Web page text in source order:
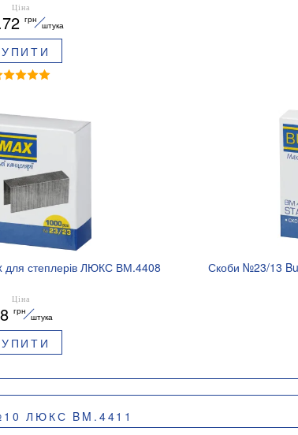
Ціна
грн
штука
степлерів ЛЮКС ВМ.4408
Ціна
грн
штука
Скоби №23/13
ЛЮКС BM.4411